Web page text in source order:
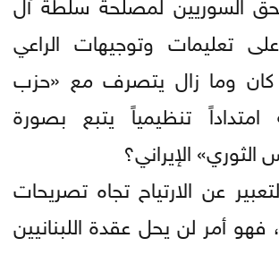
تعليمات وتوجيهات الراعي
كان وما زال يتصرف مع «حزب
تنظيمياً يتبع بصورة
الإيراني؟
عن الارتياح تجاه تصريحات
فهو أمر لن يحل عقدة اللبنانيين